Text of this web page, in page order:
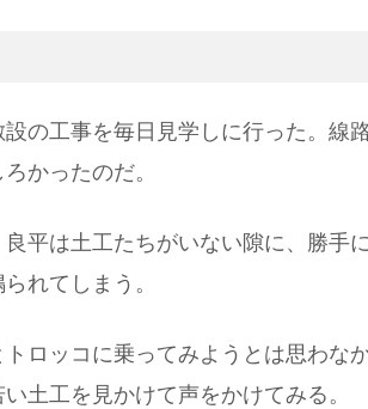
の工事を毎日見学しに行った。線
かったのだ。
平は土工たちがいない隙に、勝手
れてしまう。
ロッコに乗ってみようとは思わな
土工を見かけて声をかけてみる。